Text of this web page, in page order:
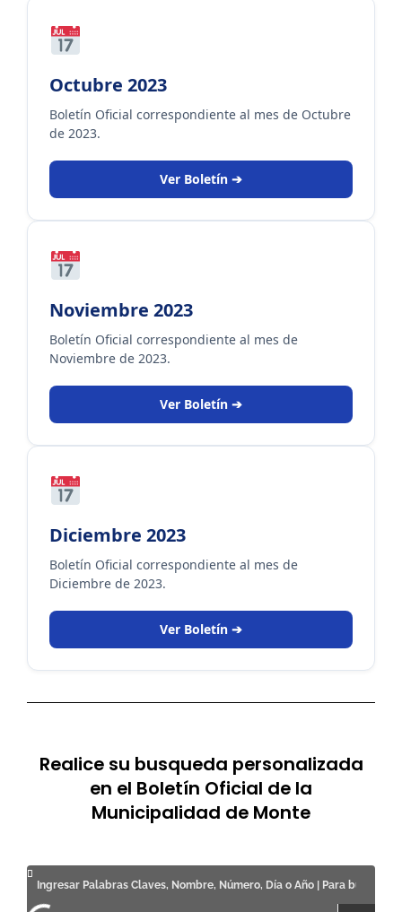
Octubre 2023
Boletín Oficial correspondiente al mes de Octubre
de 2023.
Ver Boletín ➔
Noviembre 2023
Boletín Oficial correspondiente al mes de
Noviembre de 2023.
Ver Boletín ➔
Diciembre 2023
Boletín Oficial correspondiente al mes de
Diciembre de 2023.
Ver Boletín ➔
Realice su busqueda personalizada
en el Boletín Oficial de la
Municipalidad de Monte